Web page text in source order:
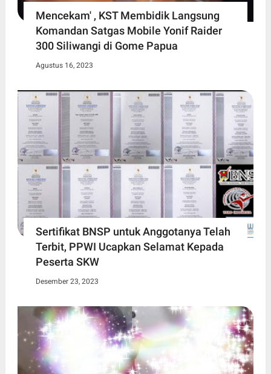
Mencekam' , KST Membidik Langsung
Komandan Satgas Mobile Yonif Raider
300 Siliwangi di Gome Papua
Agustus 16, 2023
Sertifikat BNSP untuk Anggotanya Telah
Terbit, PPWI Ucapkan Selamat Kepada
Peserta SKW
Desember 23, 2023